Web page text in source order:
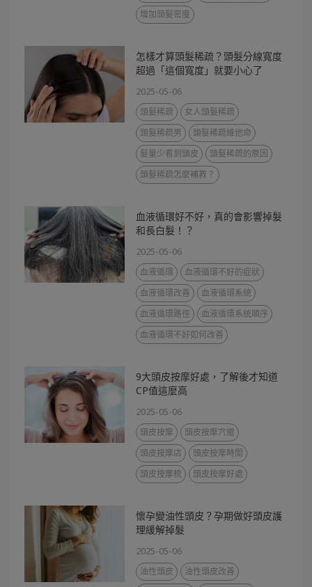
增加頭髮密度
怎樣才算頭髮稀疏？頭髮分線寬度
超過「這個寬度」就要小心了
2025-05-06
頭髮稀疏
女人頭髮稀疏
頭髮稀疏男
頭髮稀疏維他命
髮量少看到頭皮
頭髮稀疏的原因
頭髮稀疏怎麼補救？
血液循環好不好，真的會影響掉髮
和長白髮！？
2025-05-06
血液循環
血液循環不好的症狀
血液循環改善
血液循環系統
血液循環路徑
血液循環系統順序
血液循環不好如何改善
9大頭皮按摩好處，了解後才知道
CP值這麼高
2025-05-06
頭皮按摩
頭皮按摩穴道
頭皮按摩店
頭皮按摩時間
頭皮按摩梳
頭皮按摩好處
懷孕變油性頭皮？孕期做好頭皮護
理緩解掉髮
2025-05-06
油性頭皮
油性頭皮改善